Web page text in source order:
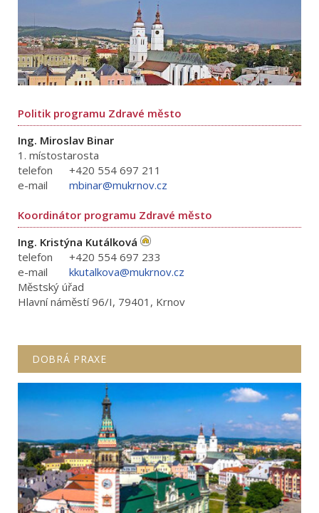
Politik programu Zdravé město
Ing. Miroslav Binar
1. místostarosta
telefon
+420 554 697 211
e-mail
mbinar@mukrnov.cz
Koordinátor programu Zdravé město
Ing. Kristýna Kutálková
telefon
+420 554 697 233
e-mail
kkutalkova@mukrnov.cz
Městský úřad
Hlavní náměstí 96/I, 79401, Krnov
DOBRÁ PRAXE